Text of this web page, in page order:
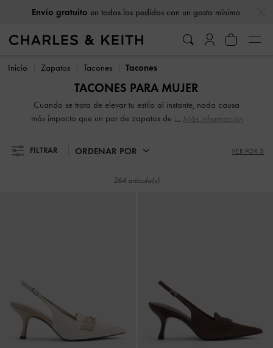
Envío gratuito en todos los pedidos con un gasto mínimo
Envío gratuitoen todos los pedidos con un gasto mínimo
Inicio Zapatos Tacones Tacones
TACONES PARA MUJER
Cuando se trata de elevar tu estilo al instante, nada causa
más impacto que un par de zapatos de tacón. Con diseños
tacón clásicos y contemporáneos para mujer detendrá el
tráfico e iniciará conversaciones. Desde elegantes tacones
altos son una forma estupenda de destacar entre la
Más información
FILTRAR ORDENAR POR VER POR 3
264 artículo(s)